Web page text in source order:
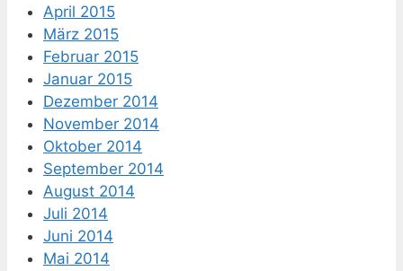
April 2015
März 2015
Februar 2015
Januar 2015
Dezember 2014
November 2014
Oktober 2014
September 2014
August 2014
Juli 2014
Juni 2014
Mai 2014